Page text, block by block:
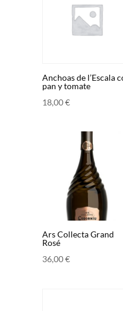
Anchoas de l’Escala
pan y tomate
18,00€
Ars Collecta Grand
Rosé
36,00€